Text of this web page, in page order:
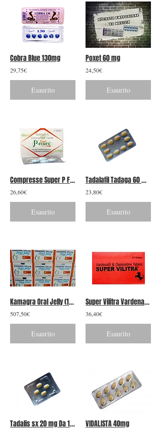
Cobra Blue 130mg
29,75€
Esaurito
Poxet 60 mg
24,50€
Esaurito
Compresse Super P Force 4
26,60€
Esaurito
Tadalafil Tadaga 60 mg / Vidalista 60 mg
23,80€
Esaurito
Kamagra Oral Jelly (100mg) - Confezione da 50 350 gelatine
507,50€
Esaurito
Super Vilitra Vardenafil + Dapoxetina
36,40€
Esaurito
Tadalis sx 20 mg Da 12 compresse VIDALISTA 40mg